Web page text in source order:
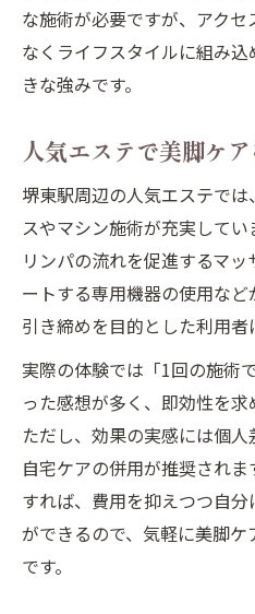
な施術が必要ですが、アク
なくライフスタイルに組み
きな強みです。
人気エステで美脚ケ
堺東駅周辺の人気エステで
スやマシン施術が充実してい
リンパの流れを促進するマ
ートする専用機器の使用な
引き締めを目的とした利用者
実際の体験では「1回の施術
った感想が多く、即効性を求
ただし、効果の実感には個
自宅ケアの併用が推奨され
すれば、費用を抑えつつ自
ができるので、気軽に美脚
です。